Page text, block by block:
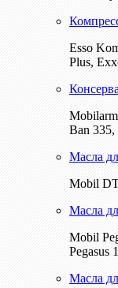
Esso
Plus,
Ban 335,
Масла
Mobil
Масла
Mobil
Pegasus
Масла